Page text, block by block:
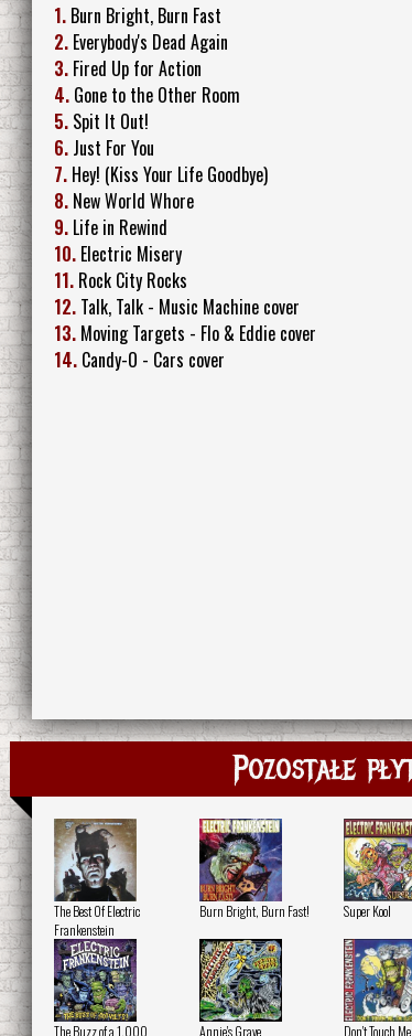
1. Burn Bright, Burn Fast
2. Everybody's Dead Again
3. Fired Up for Action
4. Gone to the Other Room
5. Spit It Out!
6. Just For You
7. Hey! (Kiss Your Life Goodbye)
8. New World Whore
9. Life in Rewind
10. Electric Misery
11. Rock City Rocks
12. Talk, Talk - Music Machine cover
13. Moving Targets - Flo & Eddie cover
14. Candy-O - Cars cover
Pozostałe
The Best Of Electric
Frankenstein
Burn Bright, Burn Fast! Super Kool
The Buzz of a 1,000 Annie's Grave Don't Touch